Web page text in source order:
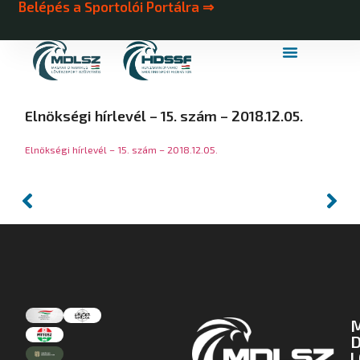
Belépés a Sportolói Portálra ⇒
Elnökségi hírlevél – 15. szám – 2018.12.05.
Elnökségi hírlevél – 15. szám – 2018.12.05.